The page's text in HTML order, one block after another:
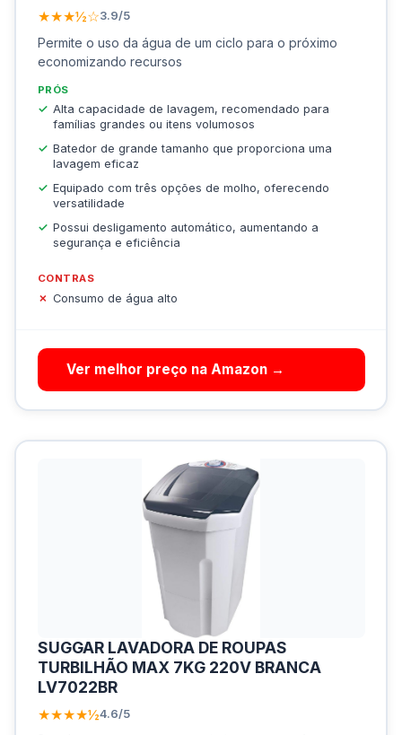
★★★½☆3.9/5
Permite o uso da água de um ciclo para o próximo
economizando recursos
PRÓS
Alta capacidade de lavagem, recomendado para
famílias grandes ou itens volumosos
Batedor de grande tamanho que proporciona uma
lavagem eficaz
Equipado com três opções de molho, oferecendo
versatilidade
Possui desligamento automático, aumentando a
segurança e eficiência
CONTRAS
Consumo de água alto
Ver melhor preço na Amazon →
SUGGAR LAVADORA DE ROUPAS
TURBILHÃO MAX 7KG 220V BRANCA
LV7022BR
★★★★½4.6/5